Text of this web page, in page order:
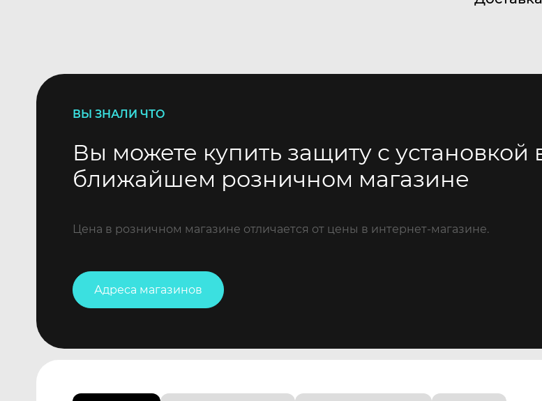
ВЫ ЗНАЛИ ЧТО
Вы можете купить защиту с установкой
ближайшем розничном магазине
Цена в розничном магазине отличается от цены в интернет-магазине.
Адреса магазинов